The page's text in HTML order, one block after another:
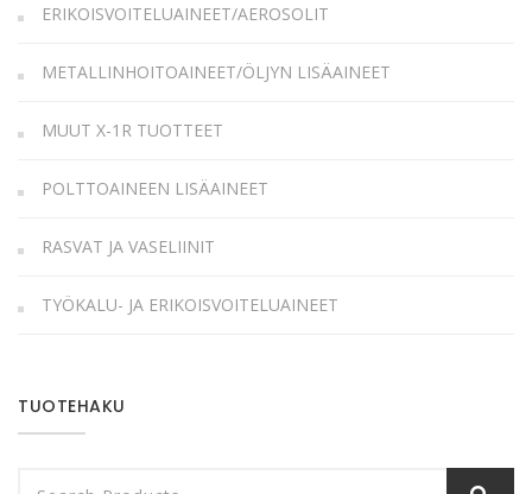
ERIKOISVOITELUAINEET/AEROSOLIT
METALLINHOITOAINEET/ÖLJYN LISÄAINEET
MUUT X-1R TUOTTEET
POLTTOAINEEN LISÄAINEET
RASVAT JA VASELIINIT
TYÖKALU- JA ERIKOISVOITELUAINEET
TUOTEHAKU